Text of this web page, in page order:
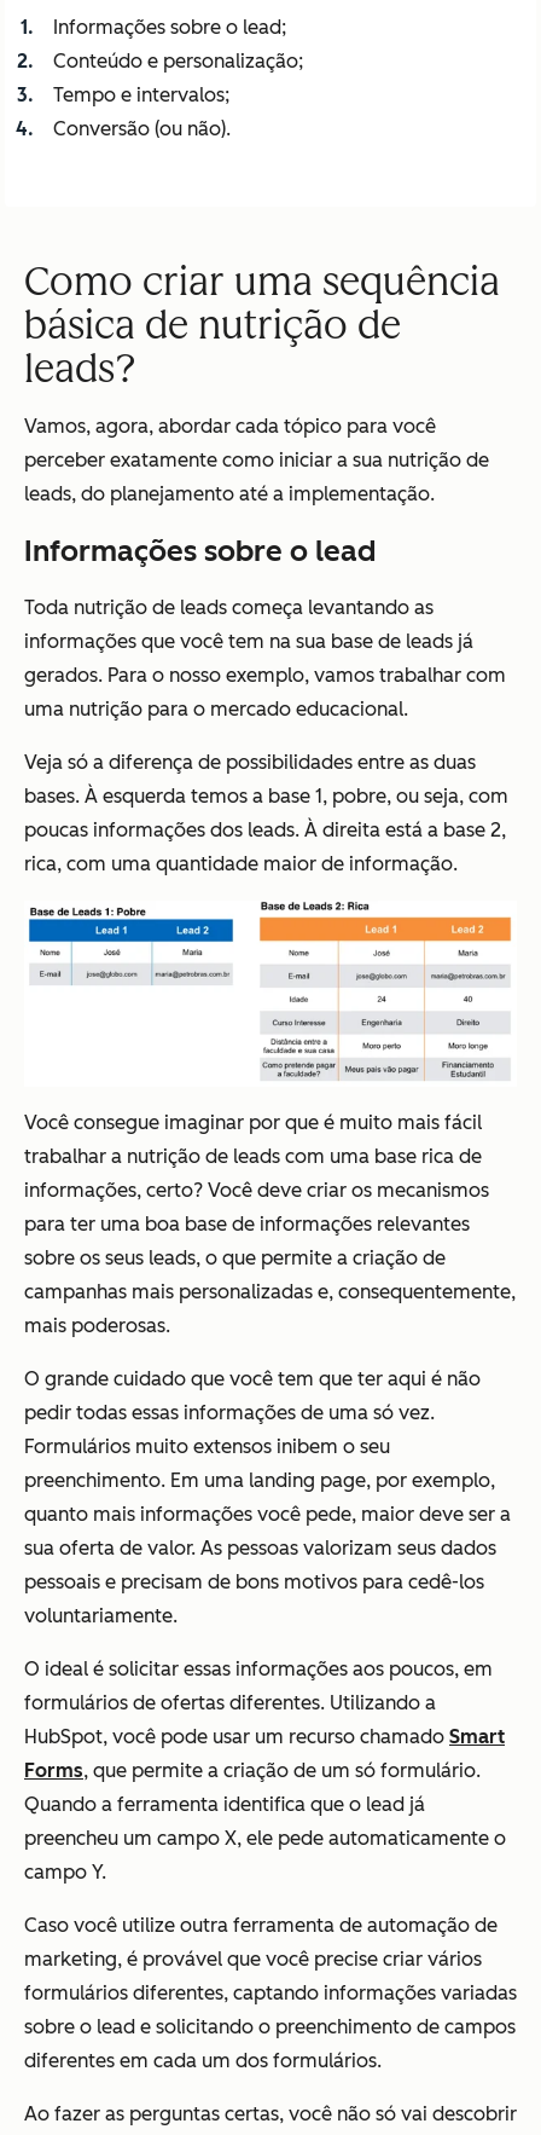
Informações sobre o lead;
Conteúdo e personalização;
Tempo e intervalos;
Conversão (ou não).
Como criar uma sequência
básica de nutrição de
leads?
Vamos, agora, abordar cada tópico para você
perceber exatamente como iniciar a sua nutrição de
leads, do planejamento até a implementação.
Informações sobre o lead
Toda nutrição de leads começa levantando as
informações que você tem na sua base de leads já
gerados. Para o nosso exemplo, vamos trabalhar com
uma nutrição para o mercado educacional.
Veja só a diferença de possibilidades entre as duas
bases. À esquerda temos a base 1, pobre, ou seja, com
poucas informações dos leads. À direita está a base 2,
rica, com uma quantidade maior de informação.
Você consegue imaginar por que é muito mais fácil
trabalhar a nutrição de leads com uma base rica de
informações, certo? Você deve criar os mecanismos
para ter uma boa base de informações relevantes
sobre os seus leads, o que permite a criação de
campanhas mais personalizadas e, consequentemente,
mais poderosas.
O grande cuidado que você tem que ter aqui é não
pedir todas essas informações de uma só vez.
Formulários muito extensos inibem o seu
preenchimento. Em uma landing page, por exemplo,
quanto mais informações você pede, maior deve ser a
sua oferta de valor. As pessoas valorizam seus dados
pessoais e precisam de bons motivos para cedê-los
voluntariamente.
O ideal é solicitar essas informações aos poucos, em
formulários de ofertas diferentes. Utilizando a
HubSpot, você pode usar um recurso chamado Smart
Forms, que permite a criação de um só formulário.
Quando a ferramenta identifica que o lead já
preencheu um campo X, ele pede automaticamente o
campo Y.
Caso você utilize outra ferramenta de automação de
marketing, é provável que você precise criar vários
formulários diferentes, captando informações variadas
sobre o lead e solicitando o preenchimento de campos
diferentes em cada um dos formulários.
Ao fazer as perguntas certas, você não só vai descobrir